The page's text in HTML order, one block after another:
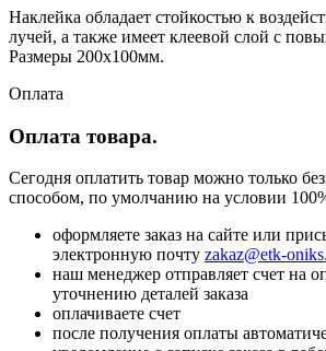
Наклейка обладает стойкостью к
лучей, а также имеет клеевой слой с
Размеры 200х100мм.
Оплата
Оплата товара.
Сегодня оплатить товар можно только
способом, по умолчанию на условии
оформляете заказ на сайте или
электронную почту zakaz@etk-
наш менеджер отправляет счет на
уточнению деталей заказа
оплачиваете счет
после получения оплаты